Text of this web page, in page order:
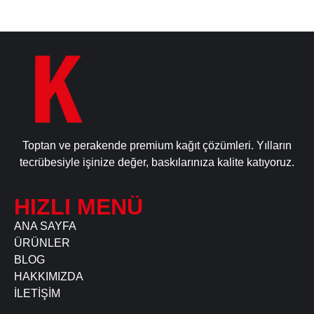
Toptan ve perakende premium kağıt çözümleri. Yılların
tecrübesiyle işinize değer, baskılarınıza kalite katıyoruz.
HIZLI MENÜ
ANA SAYFA
ÜRÜNLER
BLOG
HAKKIMIZDA
İLETİŞİM